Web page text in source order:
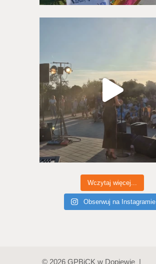
Wczytaj więcej...
Obserwuj na Instagramie
© 2026 GPBiCK w Dopiewie |